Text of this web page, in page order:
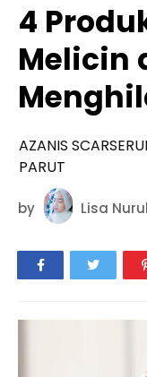
4
Melicin
AZANIS
PARUT
by Lisa